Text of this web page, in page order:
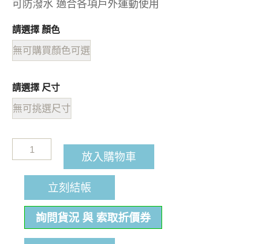
可防潑水 適合各項戶外運動使用
請選擇 顏色
無可購買顏色可選
請選擇 尺寸
無可挑選尺寸
放入購物車
立刻結帳
詢問貨況 與 索取折價券